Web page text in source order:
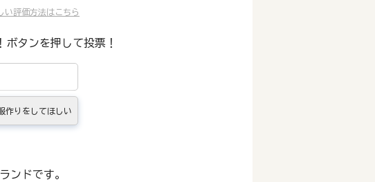
い評価方法はこちら
タンを押して投票！
作りをしてほしい
ンドです。